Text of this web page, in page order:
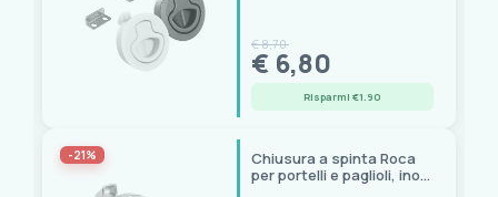
€ 8,70
€ 6,80
Risparmi €1.90
-21%
Chiusura a spinta Roca
per portelli e paglioli, inox